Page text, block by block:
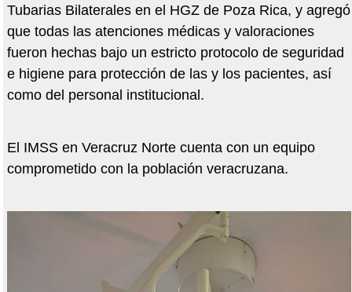
Tubarias Bilaterales en el HGZ de Poza Rica, y agregó
que todas las atenciones médicas y valoraciones
fueron hechas bajo un estricto protocolo de seguridad
e higiene para protección de las y los pacientes, así
como del personal institucional.
El IMSS en Veracruz Norte cuenta con un equipo
comprometido con la población veracruzana.